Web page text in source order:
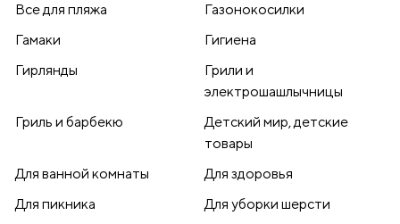
Все для пляжа
Газонокосилки
Гамаки
Гигиена
Гирлянды
Грили и
электрошашлычницы
Гриль и барбекю
Детский мир, детские
товары
Для ванной комнаты
Для здоровья
Для пикника
Для уборки шерсти